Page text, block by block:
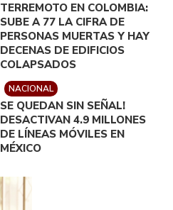
TERREMOTO EN COLOMBIA:
SUBE A 77 LA CIFRA DE
PERSONAS MUERTAS Y HAY
DECENAS DE EDIFICIOS
COLAPSADOS
NACIONAL
SE QUEDAN SIN SEÑAL!
DESACTIVAN 4.9 MILLONES
DE LÍNEAS MÓVILES EN
MÉXICO